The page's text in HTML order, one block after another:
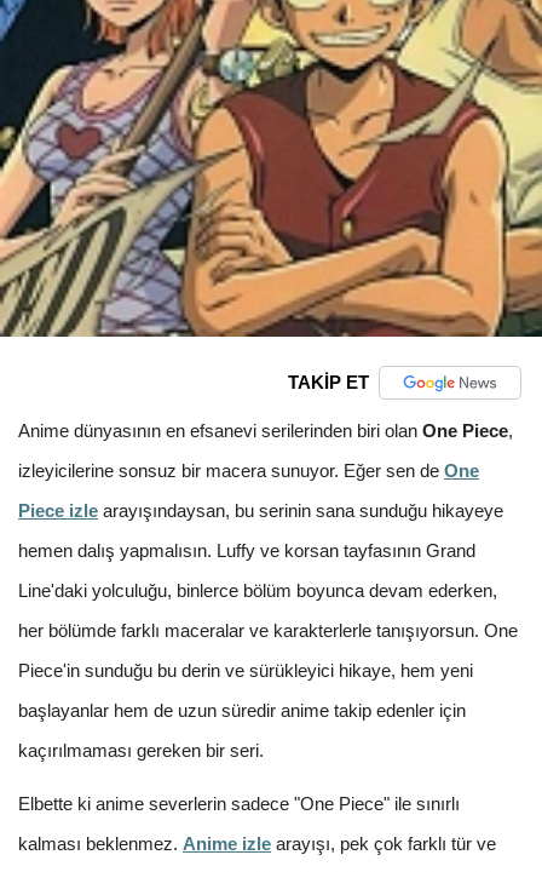
TAKİP ET
Anime dünyasının en efsanevi serilerinden biri olan One Piece,
izleyicilerine sonsuz bir macera sunuyor. Eğer sen de One
Piece izle arayışındaysan, bu serinin sana sunduğu hikayeye
hemen dalış yapmalısın. Luffy ve korsan tayfasının Grand
Line'daki yolculuğu, binlerce bölüm boyunca devam ederken,
her bölümde farklı maceralar ve karakterlerle tanışıyorsun. One
Piece'in sunduğu bu derin ve sürükleyici hikaye, hem yeni
başlayanlar hem de uzun süredir anime takip edenler için
kaçırılmaması gereken bir seri.
Elbette ki anime severlerin sadece "One Piece" ile sınırlı
kalması beklenmez. Anime izle arayışı, pek çok farklı tür ve